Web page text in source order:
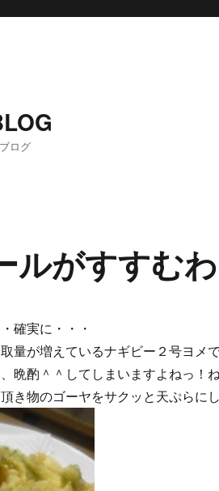
ログ
ルがすすむわ
確実に・・・
量が増えているナギビー２号ヨメで
晩酌＾＾してしまいますよねっ！ね
き物のゴーヤをサクッと天ぷらに